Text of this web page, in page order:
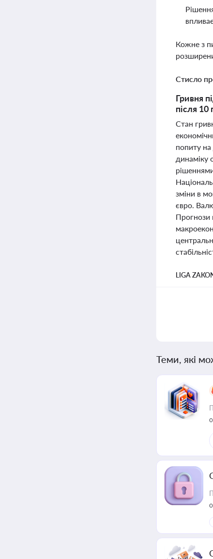
Кожне з
Стисло
Гривня
після 10
Стан
попиту
динаміку
зміни в
євро.
Прогнози
LIGA
Теми, які